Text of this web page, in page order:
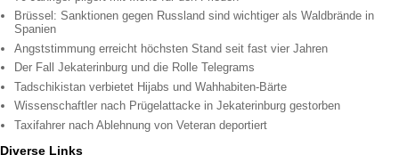
Brüssel: Sanktionen gegen Russland sind wichtiger als Waldbrände in
Spanien
Angststimmung erreicht höchsten Stand seit fast vier Jahren
Der Fall Jekaterinburg und die Rolle Telegrams
Tadschikistan verbietet Hijabs und Wahhabiten-Bärte
Wissenschaftler nach Prügelattacke in Jekaterinburg gestorben
Taxifahrer nach Ablehnung von Veteran deportiert
Diverse Links